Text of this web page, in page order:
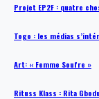
Projet EP2F : quatre
Togo : les médias
Art: « Femme Soufre »
Rituss Klass : Rita